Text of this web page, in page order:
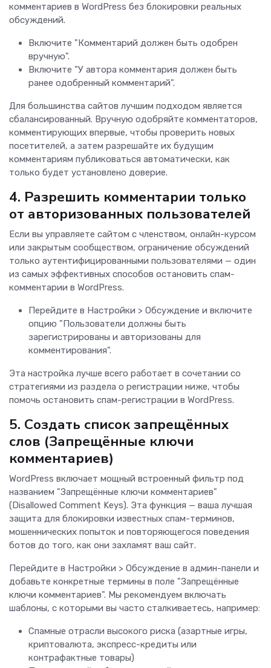
комментариев в WordPress без блокировки реальных
обсуждений.
Включите "Комментарий должен быть одобрен
вручную".
Включите "У автора комментария должен быть
ранее одобренный комментарий".
Для большинства сайтов лучшим подходом является
сбалансированный. Вручную одобряйте комментаторов,
комментирующих впервые, чтобы проверить новых
посетителей, а затем разрешайте их будущим
комментариям публиковаться автоматически, как
только будет установлено доверие.
4. Разрешить комментарии только
от авторизованных пользователей
Если вы управляете сайтом с членством, онлайн-курсом
или закрытым сообществом, ограничение обсуждений
только аутентифицированными пользователями — один
из самых эффективных способов остановить спам-
комментарии в WordPress.
Перейдите в Настройки > Обсуждение и включите
опцию "Пользователи должны быть
зарегистрированы и авторизованы для
комментирования".
Эта настройка лучше всего работает в сочетании со
стратегиями из раздела о регистрации ниже, чтобы
помочь остановить спам-регистрации в WordPress.
5. Создать список запрещённых
слов (Запрещённые ключи
комментариев)
WordPress включает мощный встроенный фильтр под
названием "Запрещённые ключи комментариев"
(Disallowed Comment Keys). Эта функция — ваша лучшая
защита для блокировки известных спам-терминов,
мошеннических попыток и повторяющегося поведения
ботов до того, как они захламят ваш сайт.
Перейдите в Настройки > Обсуждение в админ-панели и
добавьте конкретные термины в поле "Запрещённые
ключи комментариев". Мы рекомендуем включать
шаблоны, с которыми вы часто сталкиваетесь, например:
Спамные отрасли высокого риска (азартные игры,
криптовалюта, экспресс-кредиты или
контрафактные товары)